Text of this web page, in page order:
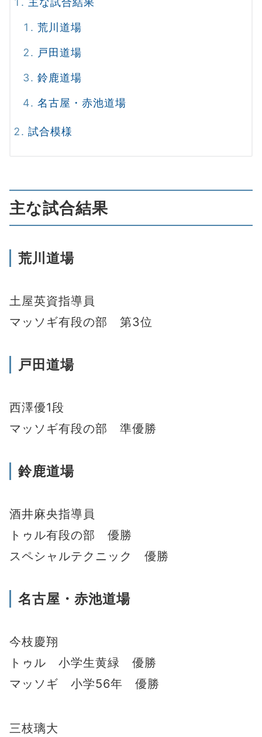
荒川道場
戸田道場
鈴鹿道場
名古屋・赤池道場
試合模様
主な試合結果
荒川道場
土屋英資指導員
マッソギ有段の部 第3位
戸田道場
西澤優1段
マッソギ有段の部 準優勝
鈴鹿道場
酒井麻央指導員
トゥル有段の部 優勝
スペシャルテクニック 優勝
名古屋・赤池道場
今枝慶翔
トゥル 小学生黄緑 優勝
マッソギ 小学56年 優勝
三枝璃大